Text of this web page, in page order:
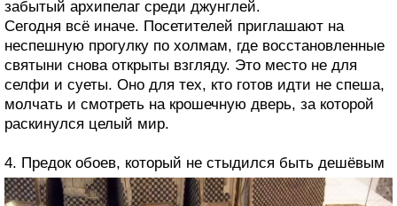
забытый архипелаг среди джунглей.
Сегодня всё иначе. Посетителей приглашают на
неспешную прогулку по холмам, где восстановленные
святыни снова открыты взгляду. Это место не для
селфи и суеты. Оно для тех, кто готов идти не спеша,
молчать и смотреть на крошечную дверь, за которой
раскинулся целый мир.
4. Предок обоев, который не стыдился быть дешёвым